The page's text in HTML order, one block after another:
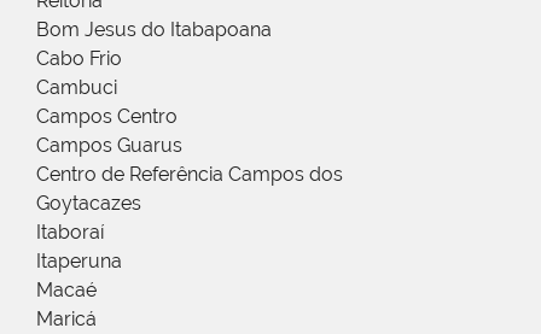
Bom Jesus do Itabapoana
Cabo Frio
Cambuci
Campos Centro
Campos Guarus
Centro de Referência Campos dos
Goytacazes
Itaboraí
Itaperuna
Macaé
Maricá